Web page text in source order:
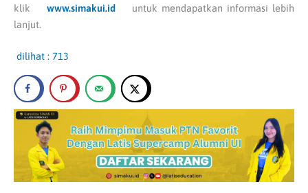
klik www.simakui.id untuk mendapatkan informasi lebih
lanjut.
dilihat : 713